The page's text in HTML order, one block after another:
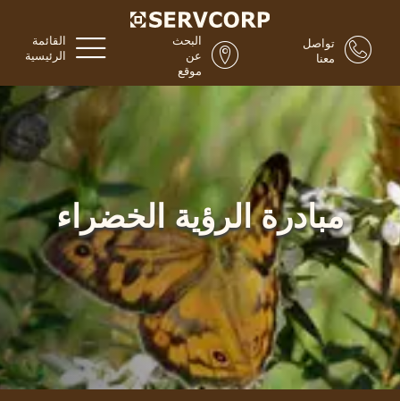
القائمة
الرئيسية
البحث
عن
موقع
تواصل
معنا
مبادرة الرؤية الخضراء